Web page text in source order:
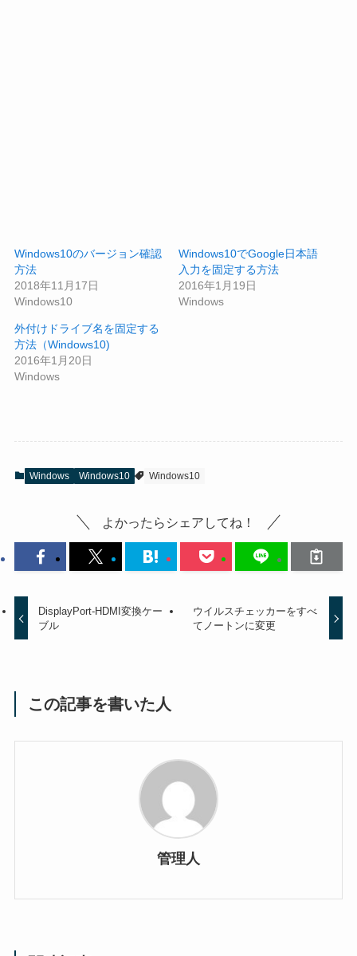
Windows10のバージョン確認
方法
2018年11月17日
Windows10
Windows10でGoogle日本語
入力を固定する方法
2016年1月19日
Windows
外付けドライブ名を固定する
方法（Windows10)
2016年1月20日
Windows
Windows Windows10 Windows10
よかったらシェアしてね！
DisplayPort-HDMI変換ケー
ブル
ウイルスチェッカーをすべ
てノートンに変更
この記事を書いた人
管理人